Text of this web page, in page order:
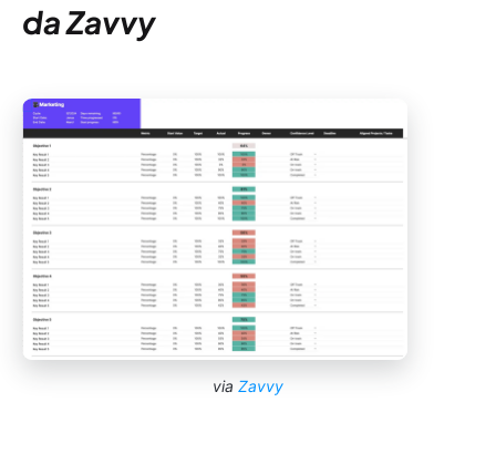
da Zavvy
via Zavvy